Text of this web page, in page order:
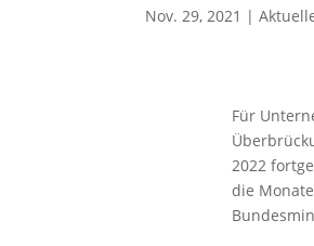
Nov. 29, 2021 |
Für
2022
die